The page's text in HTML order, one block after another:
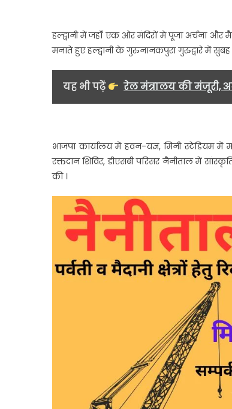
हल्द्वानी में जहाँ एक ओर मंदिरों मे पूजा अर्चना
मनाते हुए हल्द्वानी के गुरुनानकपुरा गुरुद्वारे में सुबह
यह भी पढ़ें रेल मंत्रालय की मंजूरी,
भाजपा कार्यालय में हवन-यज्ञ, मिनी स्टेडियम में
रक्तदान शिविर, डीएसबी परिसर नैनीताल में
की ।